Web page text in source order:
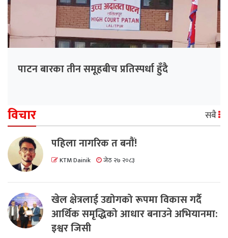
पाटन बारका तीन समूहबीच प्रतिस्पर्धा हुँदै
विचार सबै
पहिला नागरिक त बनाैं!
KTM Dainik जेठ २७ २०८३
खेल क्षेत्रलाई उद्योगको रूपमा विकास गर्दै
आर्थिक समृद्धिको आधार बनाउने अभियानमा:
इश्वर जिसी